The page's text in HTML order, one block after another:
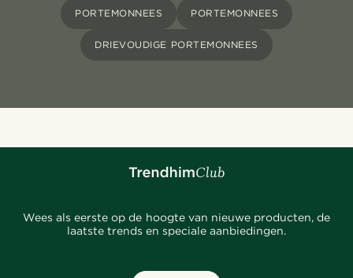
PORTEMONNEES PORTEMONNEES
DRIEVOUDIGE PORTEMONNEES
Wees als eerste op de hoogte van nieuwe producten, de
laatste trends en speciale aanbiedingen.